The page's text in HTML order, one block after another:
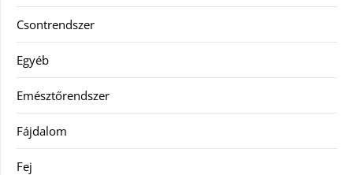
Csontrendszer
Egyéb
Emésztőrendszer
Fájdalom
Fej